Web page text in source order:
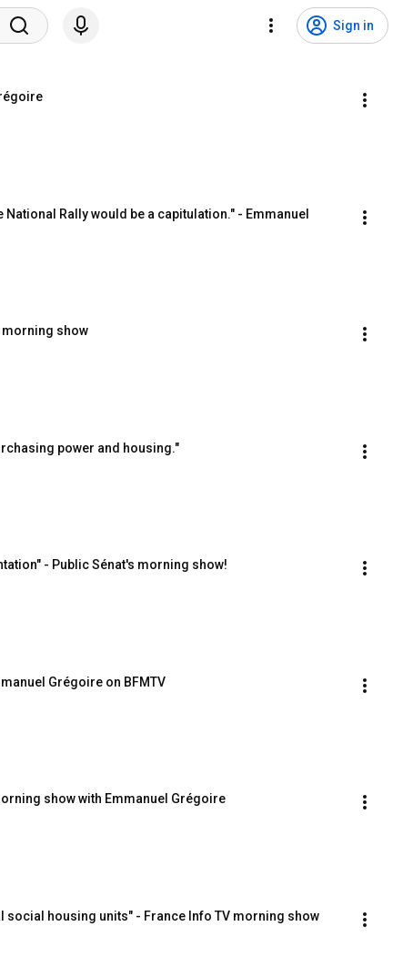
Sign in
Rally would be a capitulation." - Emmanuel
morning show
power and housing."
- Public Sénat's morning show!
Grégoire on BFMTV
show with Emmanuel Grégoire
social housing units" - France Info TV morning show